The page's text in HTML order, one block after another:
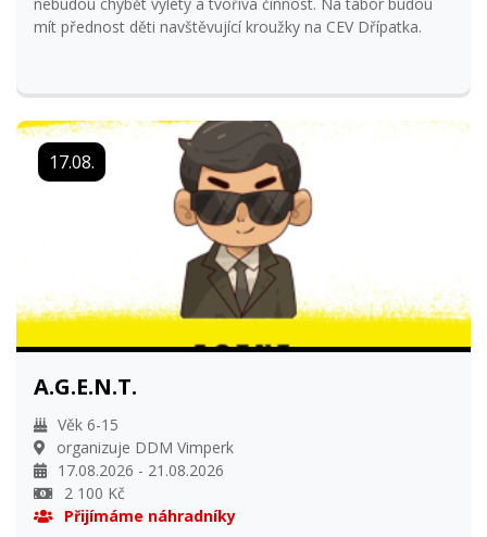
mít přednost děti navštěvující kroužky na CEV Dřípatka.
17.08.
A.G.E.N.T.
Věk 6-15
organizuje DDM Vimperk
17.08.2026 - 21.08.2026
2 100 Kč
Přijímáme náhradníky